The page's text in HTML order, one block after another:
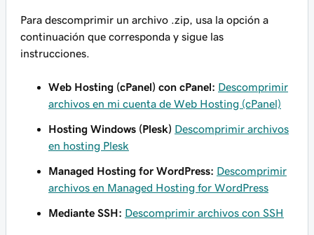
Para descomprimir un archivo .zip, usa la opción a
continuación que corresponda y sigue las
instrucciones.
Web Hosting (cPanel) con cPanel: Descomprimir
archivos en mi cuenta de Web Hosting (cPanel)
Hosting Windows (Plesk) Descomprimir archivos
en hosting Plesk
Managed Hosting for WordPress: Descomprimir
archivos en Managed Hosting for WordPress
Mediante SSH: Descomprimir archivos con SSH